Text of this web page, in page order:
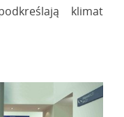
klimat